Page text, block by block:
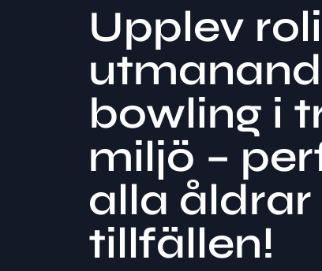
Upplev
bowling i
miljö –
alla åldrar
tillfällen!